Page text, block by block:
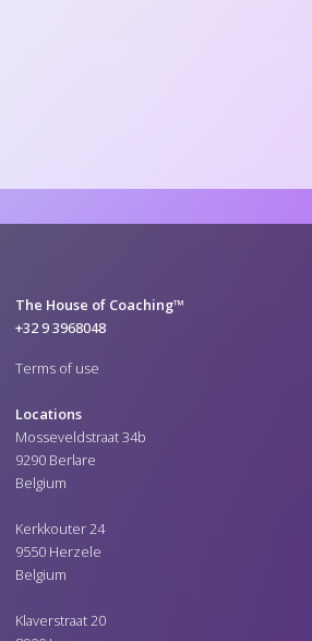
The House of Coaching™
+32 9 3968048
Terms of use
Locations
Mosseveldstraat 34b
9290 Berlare
Belgium
Kerkkouter 24
9550 Herzele
Belgium
Klaverstraat 20